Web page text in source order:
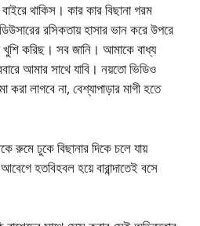
থাকিস। কার কার বিছানা গরম
রসিকতায় হাসার ভান করে উপরে
খুশি করিছ। সব জানি। আমাকে বাধ্য
আমার সাথে যাবি। নয়তো ভিডিও
লাগবে না, বেশ্যাপাড়ার মাগী হতে
রুমে ঢুকে বিছানার দিকে চলে যায়
হতবিহবল হয়ে বারান্দাতেই বসে